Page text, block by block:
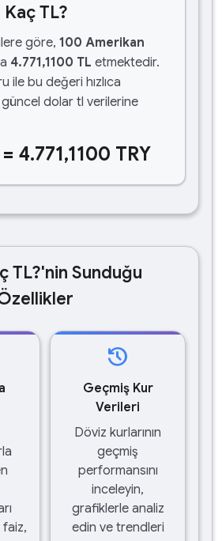
TL?
göre, 100 Amerikan
4.771,1100 TL etmektedir.
ile bu değeri hızlıca
güncel dolar tl verilerine
4.771,1100 TRY
TL?'nin Sunduğu
faiz,
history
Geçmiş Kur
Verileri
Döviz kurlarının
geçmiş
performansını
inceleyin,
grafiklerle analiz
edin ve trendleri